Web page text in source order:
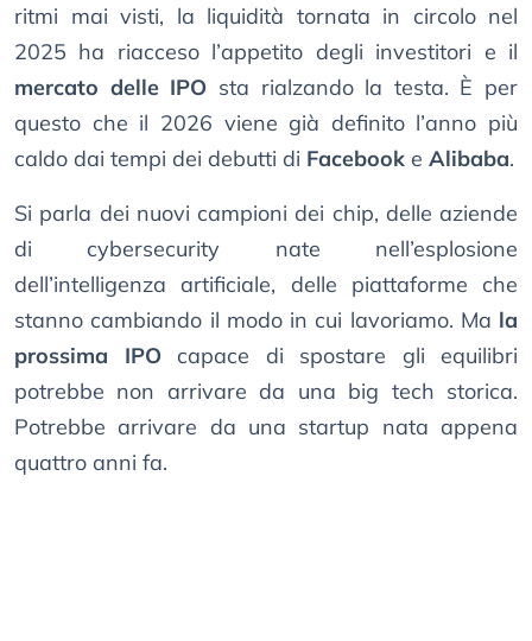
ritmi mai visti, la liquidità tornata in circolo nel
2025 ha riacceso l’appetito degli investitori e il
mercato delle IPO sta rialzando la testa. È per
questo che il 2026 viene già definito l’anno più
caldo dai tempi dei debutti di Facebook e Alibaba.
Si parla dei nuovi campioni dei chip, delle aziende
di cybersecurity nate nell’esplosione
dell’intelligenza artificiale, delle piattaforme che
stanno cambiando il modo in cui lavoriamo. Ma la
prossima IPOcapace di spostare gli equilibri
potrebbe non arrivare da una big tech storica.
Potrebbe arrivare da una startup nata appena
quattro anni fa.